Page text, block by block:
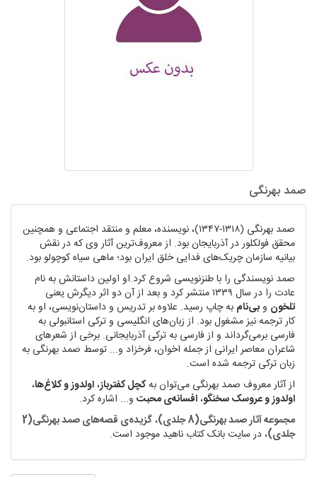
صمد بهرنگی
صمد بهرنگی (۱۳۱۸-۱۳۴۷)، نویسنده‌، معلم و منتقد اجتماعی و همچنین
محقق فولکلور در آذربایجان بود. از معروف‌ترین آثار وی که در نقش
بیانیه سازمان چریک‌های فدایی خلق ایران بود؛ ماهی سیاه کوچولو بود.
صمد نویسندگی را با طنزنویسی شروع کرد.او اولین داستانش به نام
عادت را در سال ۱۳۳۹ منتشر کرد و بعد از آن دو اثر دیگرش یعنی
تلخون وبی‌نام به چاپ رسید. علاوه بر تدریس و داستان‌نویسی، او به
کار ترجمه نیز مشغول بود. از زبان‌های انگلیسی و ترکی استانبولی به
فارسی برمی‌گرداند و از فارسی به ترکی آذربایجانی. برخی از شعر‌های
شاعران معاصر ایرانی از جمله اخوان، فرخزاد و... توسط صمد بهرنگی به
زبان ترکی ترجمه شده است.
از آثار معروف صمد بهرنگی می‌توان بهکچل کفترباز،اولدوز و کلاغ‌ها،
اولدوز و عروسک سخنگو،افسانه‌ی محبت و... اشاره کرد.
مجموعه آثار صمد بهرنگی(8 جلدی)
،
گزیده‌ی قصه‌های صمد بهرنگی(2
جلدی)، در سایت بانک کتاب ناهید موجود است.